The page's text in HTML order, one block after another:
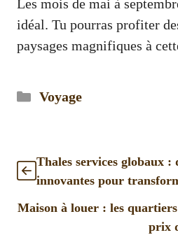
Les mois de mai à
idéal. Tu pourras profiter
paysages magnifiques à
Catégories
Voyage
Thales services globaux :
innovantes pour
Maison à louer : les
prix